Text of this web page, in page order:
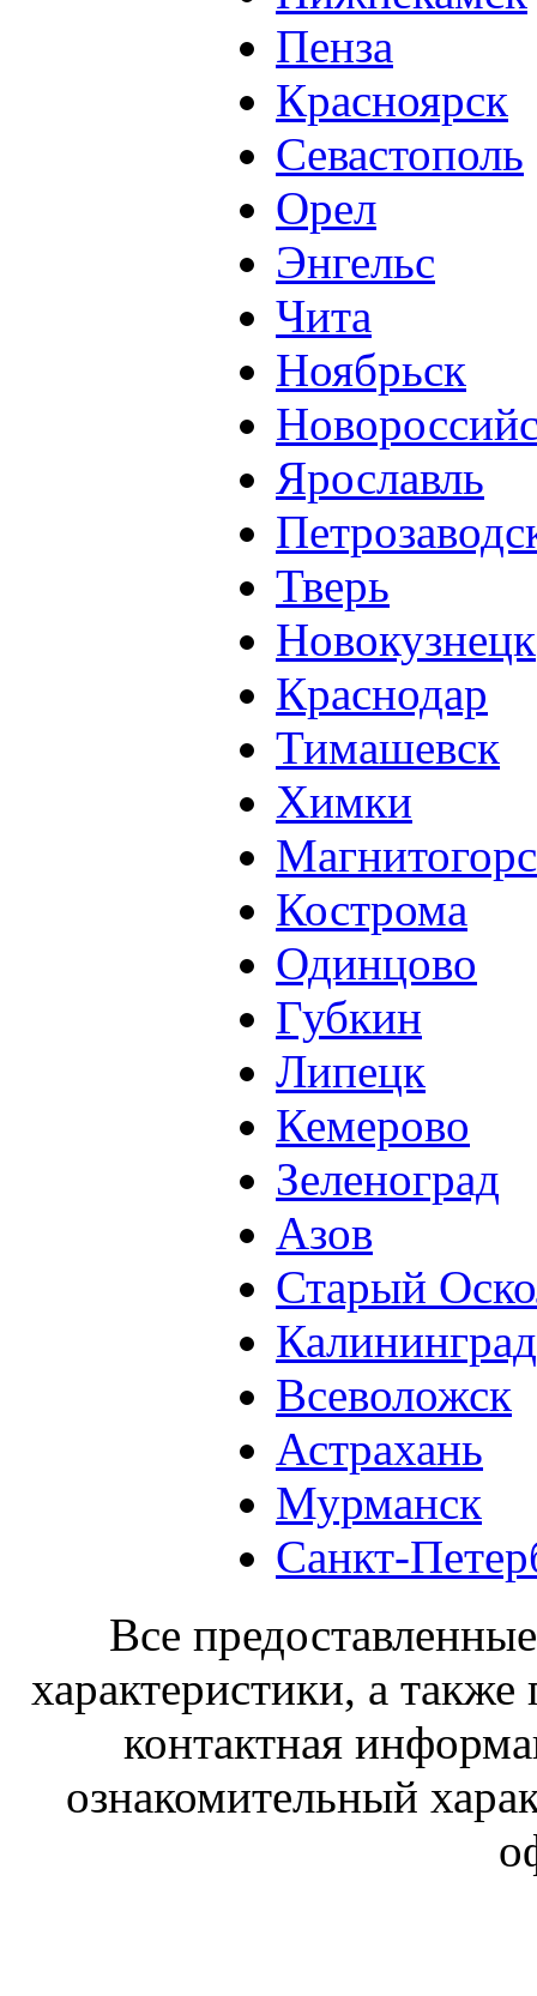
Пенза
Красноярск
Севастополь
Орел
Энгельс
Чита
Ноябрьск
Ярославль
Тверь
Новокузнецк
Краснодар
Тимашевск
Химки
Кострома
Одинцово
Губкин
Липецк
Кемерово
Зеленоград
Азов
Старый
Калининград
Всеволожск
Астрахань
Мурманск
Санкт-
Все
характеристики, а также
контактная
ознакомительный